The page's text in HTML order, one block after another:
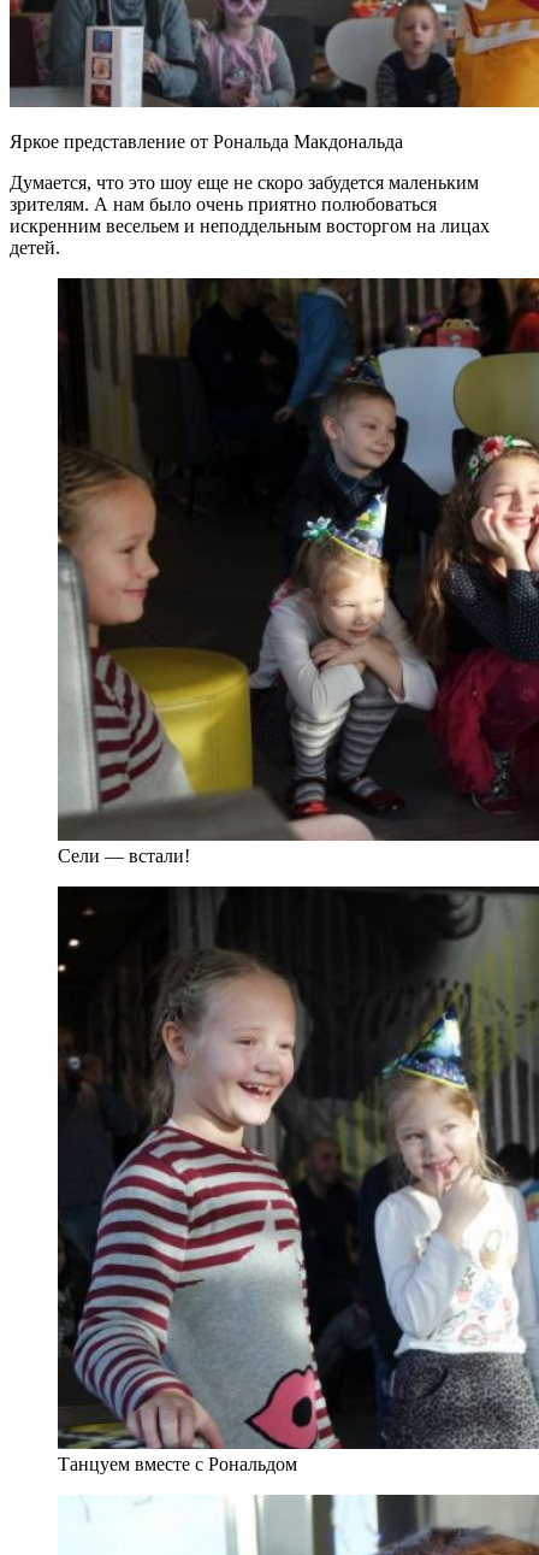
Яркое представление от Рональда Макдональда
Думается, что это шоу еще не скоро забудется маленьким
зрителям. А нам было очень приятно полюбоваться
искренним весельем и неподдельным восторгом на лицах
детей.
Сели — встали!
Танцуем вместе с Рональдом